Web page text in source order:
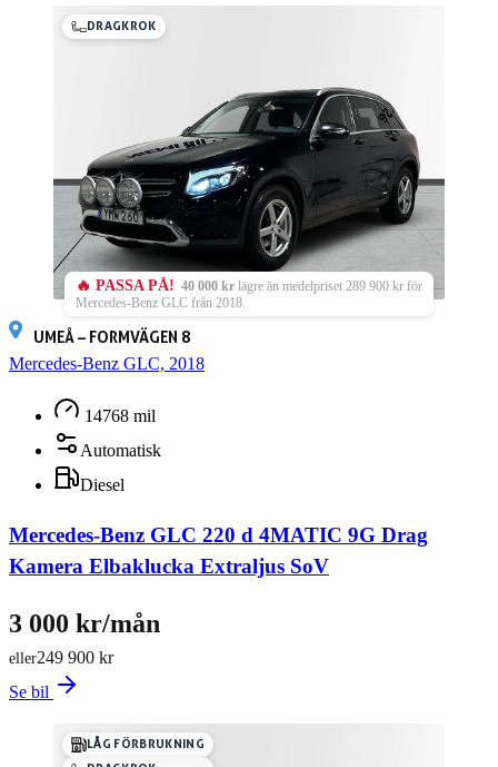
DRAGKROK
🔥 PASSA PÅ! 40 000 kr lägre än medelpriset 289 900 kr för
Mercedes-Benz GLC från 2018.
UMEÅ – FORMVÄGEN 8
Mercedes-Benz GLC, 2018
14768 mil
Automatisk
Diesel
Mercedes-Benz GLC 220 d 4MATIC 9G Drag
Kamera Elbaklucka Extraljus SoV
249 900 kr
eller
3 000 kr/mån
Se bil
LÅG FÖRBRUKNING